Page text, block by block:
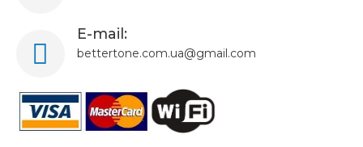
E-mail:
bettertone.com.ua@gmail.com